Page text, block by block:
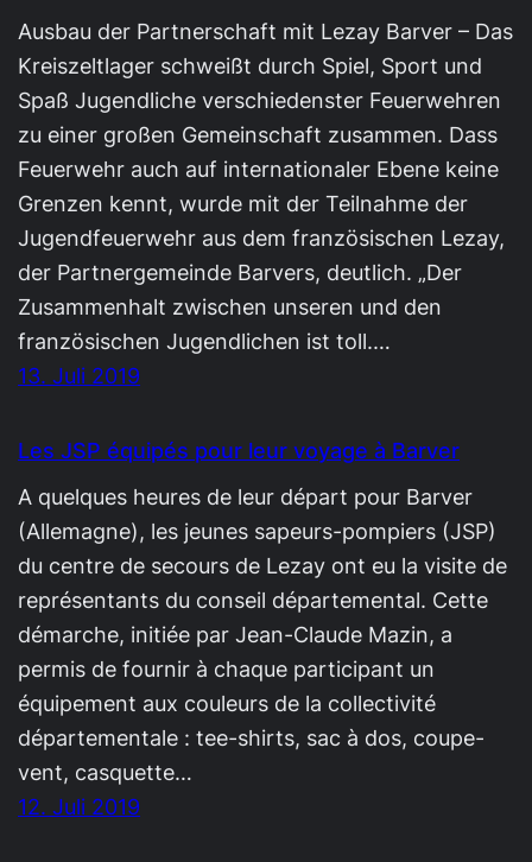
Ausbau der Partnerschaft mit Lezay Barver – Das
Kreiszeltlager schweißt durch Spiel, Sport und
Spaß Jugendliche verschiedenster Feuerwehren
zu einer großen Gemeinschaft zusammen. Dass
Feuerwehr auch auf internationaler Ebene keine
Grenzen kennt, wurde mit der Teilnahme der
Jugendfeuerwehr aus dem französischen Lezay,
der Partnergemeinde Barvers, deutlich. „Der
Zusammenhalt zwischen unseren und den
französischen Jugendlichen ist toll.…
13. Juli 2019
Les JSP équipés pour leur voyage à Barver
A quelques heures de leur départ pour Barver
(Allemagne), les jeunes sapeurs-pompiers (JSP)
du centre de secours de Lezay ont eu la visite de
représentants du conseil départemental. Cette
démarche, initiée par Jean-Claude Mazin, a
permis de fournir à chaque participant un
équipement aux couleurs de la collectivité
départementale : tee-shirts, sac à dos, coupe-
vent, casquette…
12. Juli 2019